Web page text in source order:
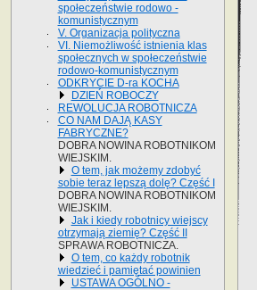
społeczeństwie rodowo -
komunistycznym
V. Organizacja polityczna
VI. Niemożliwość istnienia klas
społecznych w społeczeństwie
rodowo-komunistycznym
ODKRYCIE D-ra KOCHA
DZIEŃ ROBOCZY
REWOLUCJA ROBOTNICZA
CO NAM DAJĄ KASY
FABRYCZNE?
DOBRA NOWINA ROBOTNIKOM
WIEJSKIM.
O tem, jak możemy zdobyć
sobie teraz lepszą dolę? Część I
DOBRA NOWINA ROBOTNIKOM
WIEJSKIM.
Jak i kiedy robotnicy wiejscy
otrzymają ziemię? Część II
SPRAWA ROBOTNICZA.
O tem, co każdy robotnik
wiedzieć i pamiętać powinien
USTAWA OGÓLNO -